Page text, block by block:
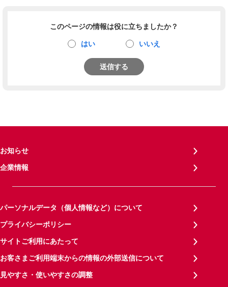
このページの情報は役に立ちましたか？
はい いいえ
送信する
お知らせ
企業情報
パーソナルデータ（個人情報など）について
プライバシーポリシー
サイトご利用にあたって
お客さまご利用端末からの情報の外部送信について
見やすさ・使いやすさの調整